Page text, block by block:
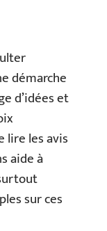
démarche
d’idées et
lire les avis
aide à
sur ces